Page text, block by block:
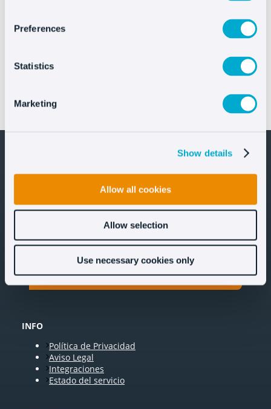
Preferences
Statistics
Marketing
Show details
Allow all cookies
Allow selection
Use necessary cookies only
IFEMA MADRID mejora la atención digital en FITUR
¡Mantengámonos en contacto!
INFO
Política de Privacidad
Aviso Legal
Integraciones
Estado del servicio